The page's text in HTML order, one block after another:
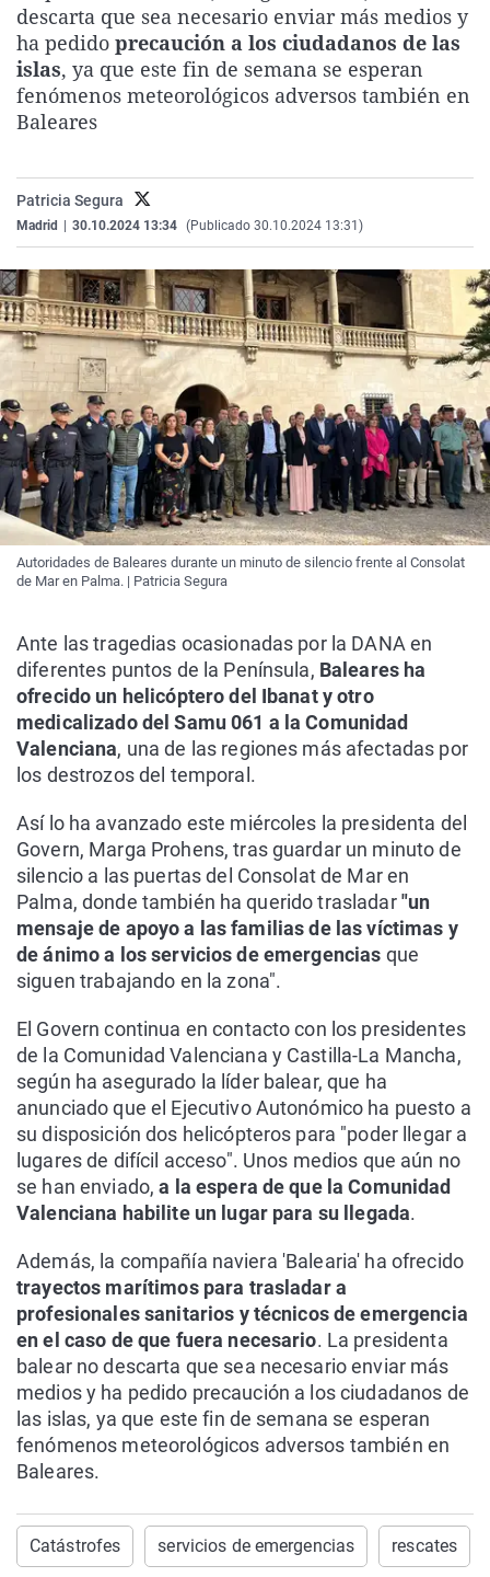
La rosa de los vientos
Gente viajera
Como el perro y el
Caso
Retornados
Equipo de
Extremadura
Galicia
La Rioja
Virales
Televisión
Elecciones
descarta que sea necesario enviar más medios y
ha pedido precaución a los ciudadanos de las
islas, ya que este fin de semana se esperan
fenómenos meteorológicos adversos también en
Baleares
Patricia Segura
Madrid 30.10.2024 13:34 (Publicado 30.10.2024 13:31)
Autoridades de Baleares durante un minuto de silencio frente al Consolat
de Mar en Palma. | Patricia Segura
Ante las tragedias ocasionadas por la DANA en
diferentes puntos de la Península, Baleares ha
ofrecido un helicóptero del Ibanat y otro
medicalizado del Samu 061 a la Comunidad
Valenciana, una de las regiones más afectadas por
los destrozos del temporal.
Así lo ha avanzado este miércoles la presidenta del
Govern, Marga Prohens, tras guardar un minuto de
silencio a las puertas del Consolat de Mar en
Palma, donde también ha querido trasladar"un
mensaje de apoyo a las familias de las víctimas y
de ánimo a los servicios de emergencias que
siguen trabajando en la zona".
El Govern continua en contacto con los presidentes
de la Comunidad Valenciana y Castilla-La Mancha,
según ha asegurado la líder balear, que ha
anunciado que el Ejecutivo Autonómico ha puesto a
su disposición dos helicópteros para "poder llegar a
lugares de difícil acceso". Unos medios que aún no
se han enviado,a la espera de que la Comunidad
Valenciana habilite un lugar para su llegada.
Además, la compañía naviera 'Balearia' ha ofrecido
trayectos marítimos para trasladar a
profesionales sanitarios y técnicos de emergencia
en el caso de que fuera necesario. La presidenta
balear no descarta que sea necesario enviar más
medios y ha pedido precaución a los ciudadanos de
las islas, ya que este fin de semana se esperan
fenómenos meteorológicos adversos también en
Baleares.
Catástrofes servicios de emergencias rescates